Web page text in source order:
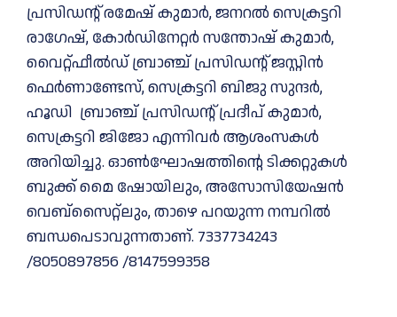
പ്രസിഡന്റ്‌ രമേഷ് കുമാർ, ജനറൽ സെക്രട്ടറി
രാഗേഷ്, കോർഡിനേറ്റർ സന്തോഷ്‌ കുമാർ,
വൈറ്റ്ഫീൽഡ് ബ്രാഞ്ച് പ്രസിഡന്റ്‌ ജസ്റ്റിൻ
ഫെർണാണ്ടേസ്, സെക്രട്ടറി ബിജു സുന്ദർ,
ഹൂഡി ബ്രാഞ്ച് പ്രസിഡന്റ്‌ പ്രദീപ്‌ കുമാർ,
സെക്രട്ടറി ജിജോ എന്നിവർ ആശംസകൾ
അറിയിച്ചു. ഓൺഘോഷത്തിന്റെ ടിക്കറ്റുകൾ
ബുക്ക്‌ മൈ ഷോയിലും, അസോസിയേഷൻ
വെബ്സൈറ്റ്ലും, താഴെ പറയുന്ന നമ്പറിൽ
ബന്ധപെടാവുന്നതാണ്. 7337734243
/8050897856 /8147599358